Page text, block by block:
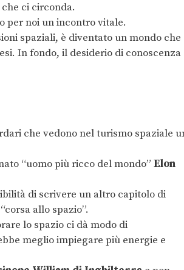
ci circonda.
per noi un incontro vitale.
spaziali, è diventato un mondo che
In fondo, il desiderio di conoscenza
che vedono nel turismo spaziale
“uomo più ricco del mondo” Elon
di scrivere un altro capitolo di
allo spazio”.
lo spazio ci dà modo di
meglio impiegare più energie e